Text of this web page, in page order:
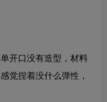
开口没有造型，材料
觉捏着没什么弹性，